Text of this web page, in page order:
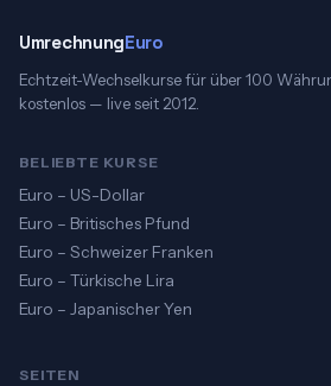
UmrechnungEuro
Echtzeit-Wechselkurse für über 100
kostenlos — live seit 2012.
BELIEBTE KURSE
Euro – US-Dollar
Euro – Britisches Pfund
Euro – Schweizer Franken
Euro – Türkische Lira
Euro – Japanischer Yen
SEITEN